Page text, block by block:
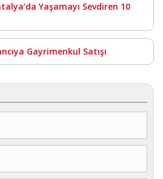
Yaşamayı Sevdiren 10
Gayrimenkul Satışı